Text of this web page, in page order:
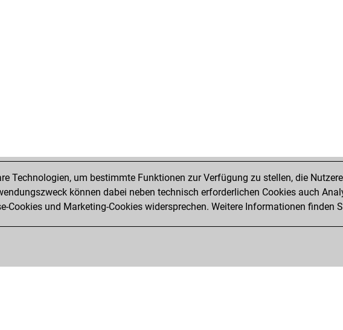
Technologien, um bestimmte Funktionen zur Verfügung zu stellen, die
können dabei neben technisch erforderlichen Cookies auch
Cookies und Marketing-Cookies widersprechen. Weitere Informationen finden